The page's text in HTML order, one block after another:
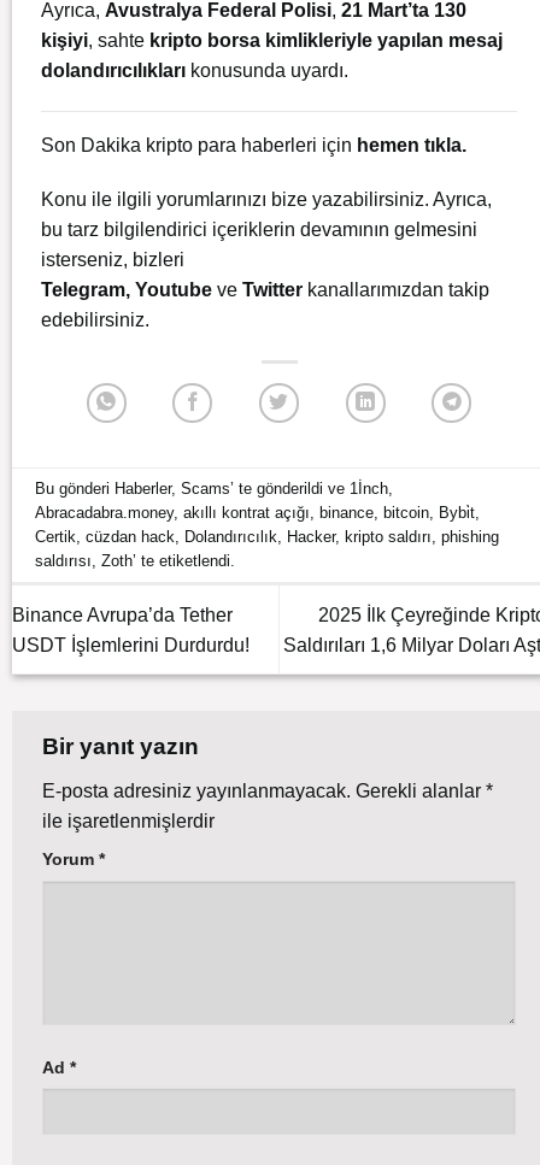
Ayrıca, Avustralya Federal Polisi, 21 Mart’ta 130
kişiyi, sahte kripto borsa kimlikleriyle yapılan mesaj
dolandırıcılıkları konusunda uyardı.
Son Dakika kripto para haberleri için hemen tıkla.
Konu ile ilgili yorumlarınızı bize yazabilirsiniz. Ayrıca,
bu tarz bilgilendirici içeriklerin devamının gelmesini
isterseniz, bizleri
Telegram, Youtube ve Twitter kanallarımızdan takip
edebilirsiniz.
Bu gönderi Haberler,Scams’ te gönderildi ve 1İnch
Abracadabra.money,akıllı kontrat açığı ,binance ,bitcoin Bybi̇t
Certik ,cüzdan hack Dolandırıcılık Hacker,kripto saldırı ,phishing
saldırısı ,Zoth’ te etiketlendi.
Binance Avrupa’da Tether
USDT İşlemlerini Durdurdu!
2025 İlk Çeyreğinde
Saldırıları 1,6 Milyar Doları
Bir yanıt yazın
E-posta adresiniz yayınlanmayacak. Gerekli alanlar *
ile işaretlenmişlerdir
Yorum *
Ad *